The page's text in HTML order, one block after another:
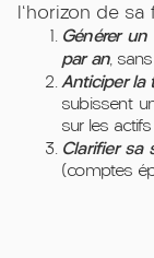
l'horizon de sa
Générer
par an,
Anticiper la
subissent
sur les
Clarifier sa
(comptes